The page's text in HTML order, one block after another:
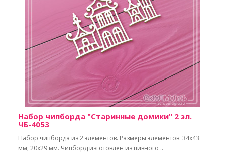
Набор чипборда "Старинные домики" 2 эл.
ЧБ-4053
Набор чипборда из 2 элементов. Размеры элементов: 34х43
мм; 20х29 мм. Чипборд изготовлен из пивного ..